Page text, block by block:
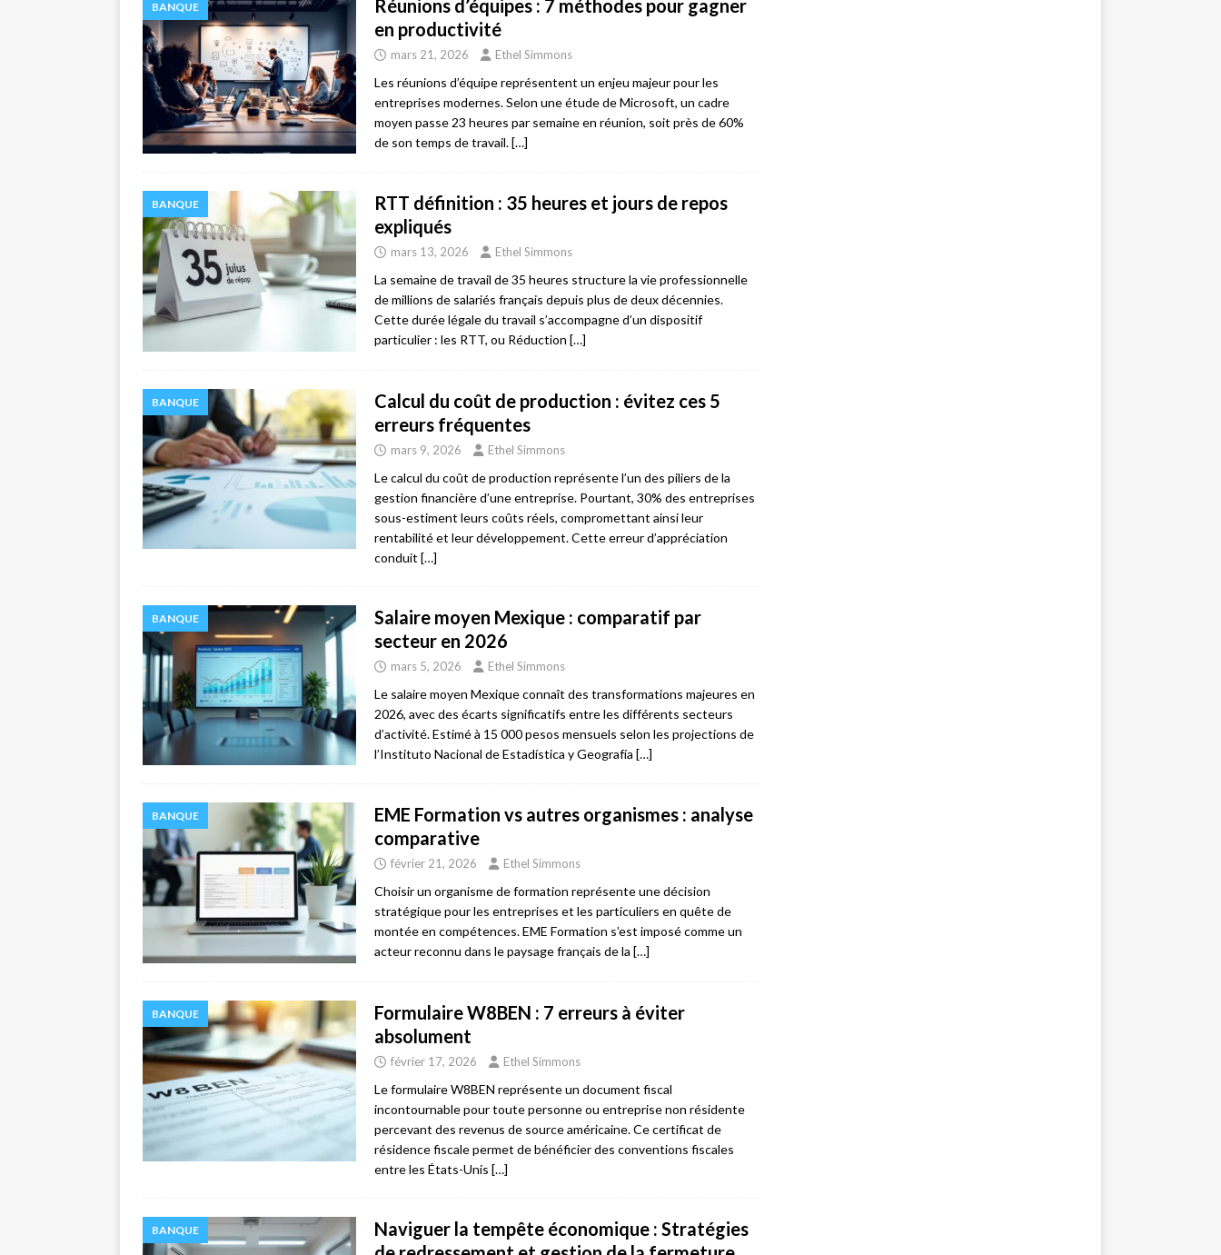
BANQUE
Réunions d’équipes : 7 méthodes pour gagner
en productivité
mars 21, 2026 Ethel Simmons
Les réunions d’équipe représentent un enjeu majeur pour les
entreprises modernes. Selon une étude de Microsoft, un cadre
moyen passe 23 heures par semaine en réunion, soit près de 60%
de son temps de travail.[…]
BANQUE
RTT définition : 35 heures et jours de repos
expliqués
mars 13, 2026 Ethel Simmons
La semaine de travail de 35 heures structure la vie professionnelle
de millions de salariés français depuis plus de deux décennies.
Cette durée légale du travail s’accompagne d’un dispositif
particulier : les RTT, ou Réduction […]
BANQUE
Calcul du coût de production : évitez ces 5
erreurs fréquentes
mars 9, 2026 Ethel Simmons
Le calcul du coût de production représente l’un des piliers de la
gestion financière d’une entreprise. Pourtant, 30% des entreprises
sous-estiment leurs coûts réels, compromettant ainsi leur
rentabilité et leur développement. Cette erreur d’appréciation
conduit […]
BANQUE
Salaire moyen Mexique : comparatif par
secteur en 2026
mars 5, 2026 Ethel Simmons
Le salaire moyen Mexique connaît des transformations majeures en
2026, avec des écarts significatifs entre les différents secteurs
d’activité. Estimé à 15 000 pesos mensuels selon les projections de
l’Instituto Nacional de Estadística y Geografía […]
BANQUE
EME Formation vs autres organismes : analyse
comparative
février 21, 2026 Ethel Simmons
Choisir un organisme de formation représente une décision
stratégique pour les entreprises et les particuliers en quête de
montée en compétences. EME Formation s’est imposé comme un
acteur reconnu dans le paysage français de la […]
BANQUE
Formulaire W8BEN : 7 erreurs à éviter
absolument
février 17, 2026 Ethel Simmons
Le formulaire W8BEN représente un document fiscal
incontournable pour toute personne ou entreprise non résidente
percevant des revenus de source américaine. Ce certificat de
résidence fiscale permet de bénéficier des conventions fiscales
entre les États-Unis […]
BANQUE
Naviguer la tempête économique : Stratégies